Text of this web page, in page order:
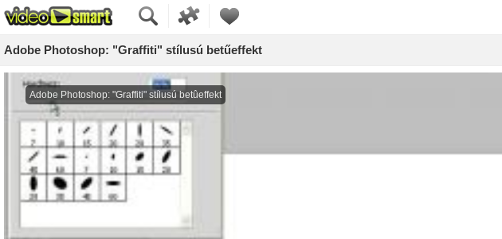
Adobe Photoshop: "Graffiti" stílusú betűeffekt